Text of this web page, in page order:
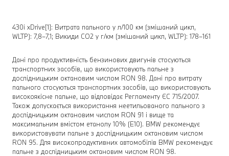
430i xDrive[1]: Витрата пального у л/100 км (змішаний цикл,
WLTP): 7,8–7,1; Викиди CO2 у г/км (змішаний цикл, WLTP): 178–161
Дані про продуктивність бензинових двигунів стосуються
транспортних засобів, що використовують пальне з
дослідницьким октановим числом RON 98. Дані про витрату
пального стосуються транспортних засобів, що використовують
високоякісне пальне, що відповідає Регламенту ЄС 715/2007.
Також допускається використання неетильованого пального з
дослідницьким октановим числом RON 91 і вище та
максимальним вмістом етанолу 10% (E10). BMW рекомендує
використовувати пальне з дослідницьким октановим числом
RON 95. Для високопродуктивних автомобілів BMW рекомендує
пальне з дослідницьким октановим числом RON 98.